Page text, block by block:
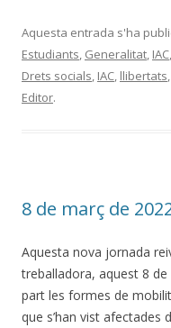
Aquesta entrada s'ha
Estudiants Generalitat IAC
Drets socials IAC llibertats
Editor.
8 de març de
Aquesta nova jornada
treballadora, aquest 8
part les formes de
que s’han vist afectades